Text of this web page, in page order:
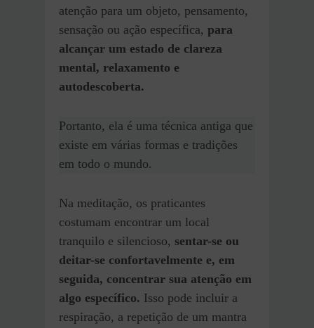
atenção para um objeto, pensamento,
sensação ou ação específica, para
alcançar um estado de clareza
mental, relaxamento e
autodescoberta.
Portanto, ela é uma técnica antiga que
existe em várias formas e tradições
em todo o mundo.
Na meditação, os praticantes
costumam encontrar um local
tranquilo e silencioso, sentar-se ou
deitar-se confortavelmente e, em
seguida, concentrar sua atenção em
algo específico. Isso pode incluir a
respiração, a repetição de um mantra